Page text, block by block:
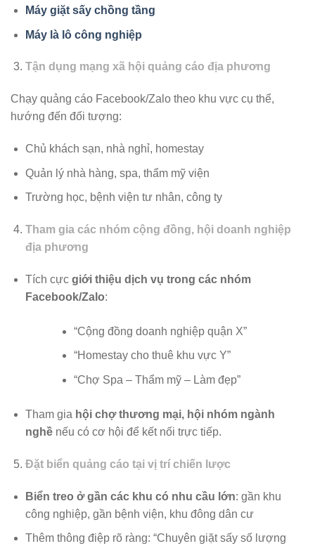
Máy giặt sấy chồng tầng
Máy là lô công nghiệp
Tận dụng mạng xã hội quảng cáo địa phương
Chạy quảng cáo Facebook/Zalo theo khu vực cụ thể,
hướng đến đối tượng:
Chủ khách sạn, nhà nghỉ, homestay
Quản lý nhà hàng, spa, thẩm mỹ viện
Trường học, bệnh viện tư nhân, công ty
Tham gia các nhóm cộng đồng, hội doanh nghiệp
địa phương
Tích cực giới thiệu dịch vụ trong các nhóm
Facebook/Zalo:
“Cộng đồng doanh nghiệp quận X”
“Homestay cho thuê khu vực Y”
“Chợ Spa – Thẩm mỹ – Làm đẹp”
Tham gia hội chợ thương mại, hội nhóm ngành
nghềnếu có cơ hội để kết nối trực tiếp.
Đặt biển quảng cáo tại vị trí chiến lược
Biển treo ở gần các khu có nhu cầu lớn: gần khu
công nghiệp, gần bệnh viện, khu đông dân cư
Thêm thông điệp rõ ràng: “Chuyên giặt sấy số lượng